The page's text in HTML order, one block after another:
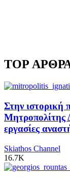
TOP
Στην ιστορική
Μητροπολίτης
εργασίες
Skiathos Channel
16.7K